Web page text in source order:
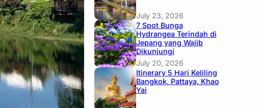
July 23, 2026
7 Spot Bunga
Hydrangea Terindah di
Jepang yang Wajib
Dikunjungi
July 20, 2026
Itinerary 5 Hari Keliling
Bangkok, Pattaya, Khao
Yai